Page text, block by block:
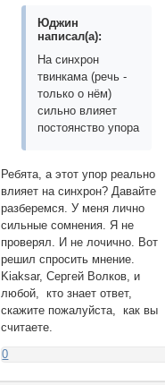
Юджин
написал(а):
На синхрон
твинкама (речь -
только о нём)
сильно влияет
постоянство упора
Ребята, а этот упор реально
влияет на синхрон? Давайте
разберемся. У меня лично
сильные сомнения. Я не
проверял. И не лочично. Вот
решил спросить мнение.
Kiaksar, Сергей Волков, и
любой, кто знает ответ,
скажите пожалуйста, как вы
считаете.
0